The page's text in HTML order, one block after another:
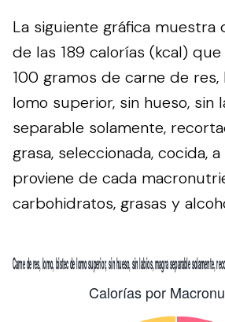
La siguiente gráfica muestra
de las 189 calorías (kcal)
100 gramos de carne de
lomo superior, sin hueso, sin
separable solamente,
grasa, seleccionada, cocida,
proviene de cada
carbohidratos, grasas y